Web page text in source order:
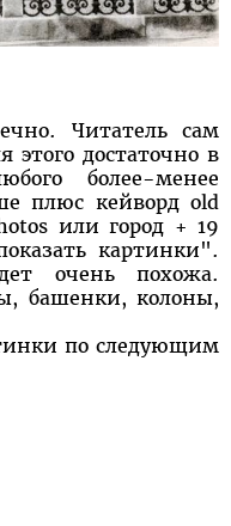
Читатель сам
этого достаточно в
более-менее
плюс кейворд old
или город + 19
картинки".
очень похожа.
башенки, колоны,
по следующим